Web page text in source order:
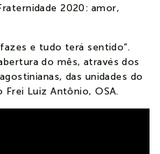
2020: amor,
e tudo terá sentido”.
do mês, através dos
das unidades do
Luiz Antônio, OSA.